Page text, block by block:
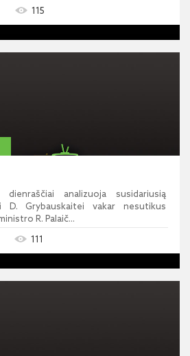
115
analizuoja susidariusią
D. Grybauskaitei vakar nesutikus
R. Palaič...
111